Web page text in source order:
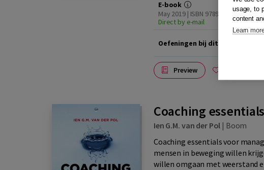
E-book
May 2019 | ISBN 9789024427352
Direct by e-mail
Oefeningen bij dit boek
Preview
Coaching
Ien G.M. van der Pol | Boom
Coaching essentials voor
mensen in beweging willen
willen omgaan met weerstand
usage, to
content
Learn